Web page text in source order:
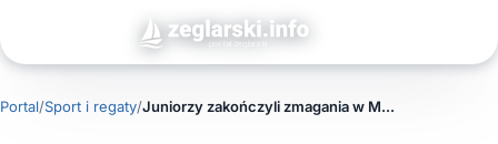
Portal/Sport i regaty/ Juniorzy zakończyli zmagania w Medemblik